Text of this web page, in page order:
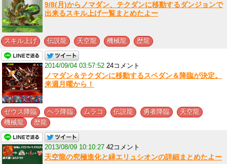
9/8(月)からノマダン、テクダンに移動するダンジョンで
出来るスキル上げ一覧まとめたよー
スキル上げ 伝説龍 天空龍 機械龍 歴龍
2014/09/04 03:57:52 24コメント
ノマダン＆テクダンに移動するスペダン＆降臨が決定。
来週月曜から！
ゼウス降臨 ヘラ降臨 ムラコ 伝説龍 勇者降臨 天空龍
機械龍 歴龍
2013/08/09 10:10:27 42コメント
天空龍の究極進化と緑エリュシオンの詳細まとめたよー